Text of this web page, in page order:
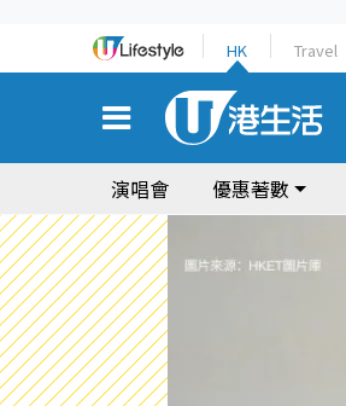
HK Travel
演唱會 優惠著數